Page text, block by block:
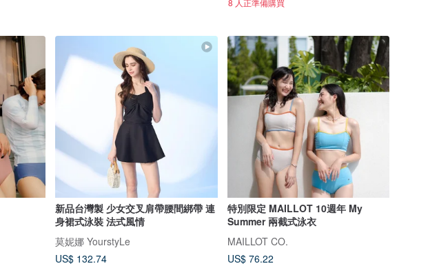
新品台灣製 少女交叉肩帶腰間綁帶 連
身裙式泳裝 法式風情
莫妮娜 YourstyLe
US$ 132.74
特別限定 MAILLOT 10週年 My
Summer 兩截式泳衣
MAILLOT CO.
US$ 76.22